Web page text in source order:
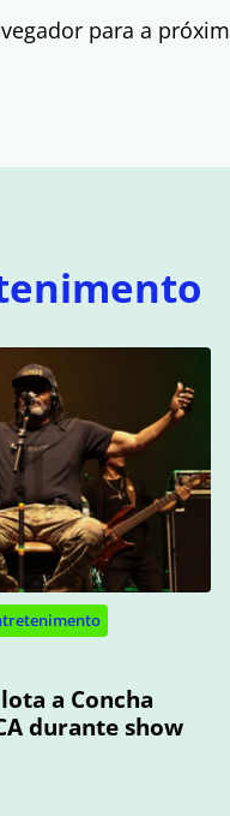
para a
a Concha
durante show